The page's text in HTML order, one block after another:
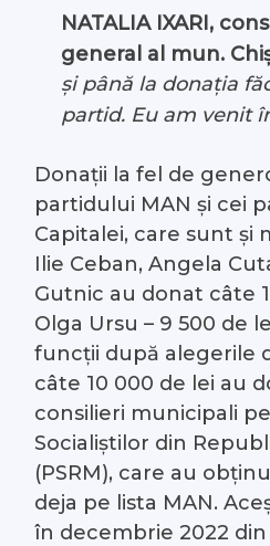
NATALIA IXARI,
general al mun.
și până la donația
partid. Eu am venit
Donații la fel de
partidului MAN și cei
Capitalei, care sunt și
Ilie Ceban, Angela
Gutnic au donat câte
Olga Ursu – 9 500 de
funcții după alegerile
câte 10 000 de lei au
consilieri municipali
Socialiștilor din
(PSRM), care au
deja pe lista MAN.
în decembrie 2022